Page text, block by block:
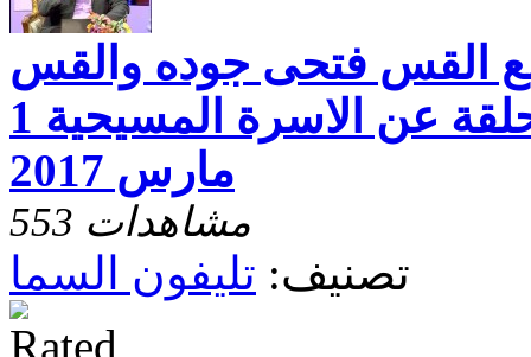
القس فتحى جوده والقس
صمويل مرقس وحلقة عن الاسرة المسيحية 1
مارس 2017
553 مشاهدات
تصنيف: تليفون السما